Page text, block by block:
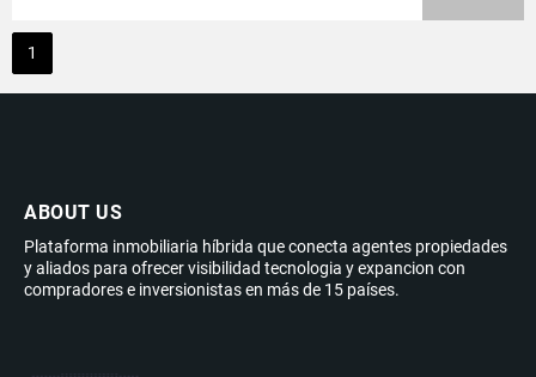
1
ABOUT US
Plataforma inmobiliaria híbrida que conecta agentes propiedades
y aliados para ofrecer visibilidad tecnologia y expancion con
compradores e inversionistas en más de 15 países.